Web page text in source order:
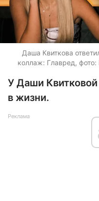
Даша Квиткова
коллаж: Главред,
У Даши
в жизни.
Реклама